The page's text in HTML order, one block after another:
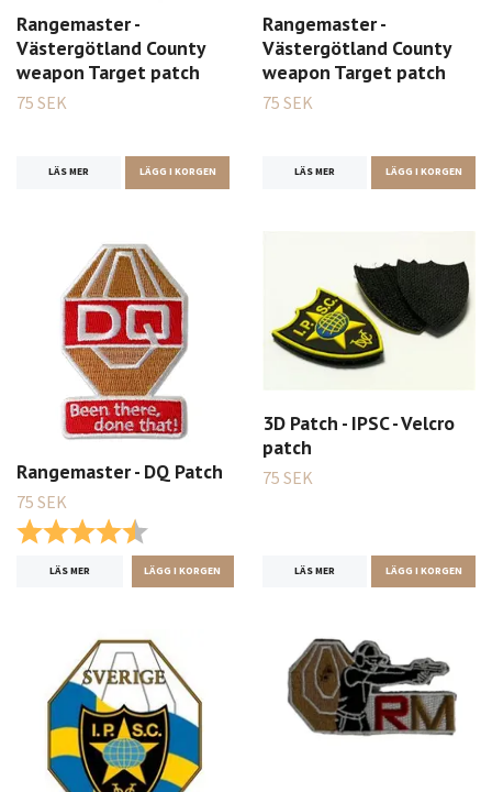
Rangemaster -
Västergötland County
weapon Target patch
75 SEK
LÄS MER LÄGG I KORGEN
Rangemaster -
Västergötland County
weapon Target patch
75 SEK
LÄS MER LÄGG I KORGEN
Rangemaster - DQ Patch
75 SEK
Betyg:
LÄS MER
3D Patch - IPSC - Velcro
patch
75 SEK
LÄS MER LÄGG I KORGEN